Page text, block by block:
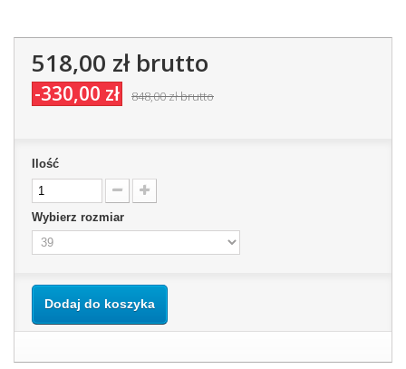
518,00 złbrutto
-330,00 zł 848,00 złbrutto
Ilość
Wybierz rozmiar
Dodaj do koszyka